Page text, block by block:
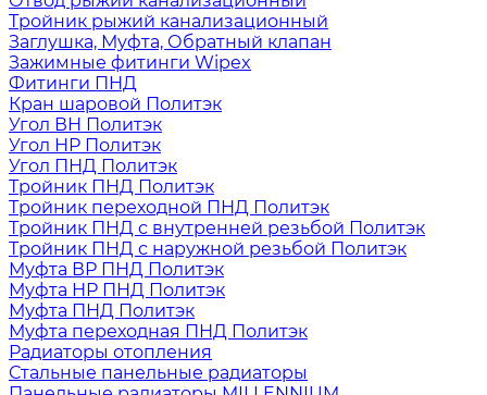
Тройник рыжий канализационный
Заглушка, Муфта, Обратный клапан
Зажимные фитинги Wipex
Фитинги ПНД
Кран шаровой Политэк
Угол ВН Политэк
Угол НР Политэк
Угол ПНД Политэк
Тройник ПНД Политэк
Тройник переходной ПНД Политэк
Тройник ПНД с внутренней резьбой Политэк
Тройник ПНД с наружной резьбой Политэк
Муфта ВР ПНД Политэк
Муфта НР ПНД Политэк
Муфта ПНД Политэк
Муфта переходная ПНД Политэк
Радиаторы отопления
Стальные панельные радиаторы